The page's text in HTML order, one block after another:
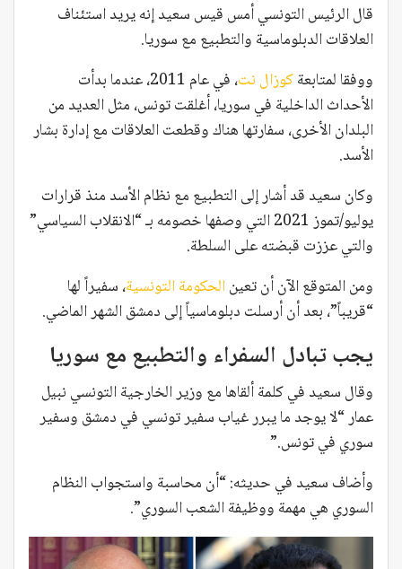
قال الرئيس التونسي أمس قيس سعيد إنه يريد استئناف
العلاقات الدبلوماسية والتطبيع مع سوريا.
ووفقا لمتابعةكوزال نت
، في عام 2011، عندما بدأت
الأحداث الداخلية في سوريا، أغلقت تونس، مثل العديد من
البلدان الأخرى، سفارتها هناك وقطعت العلاقات مع إدارة بشار
الأسد.
وكان سعيد قد أشار إلى التطبيع مع نظام الأسد منذ قرارات
يوليو/تموز 2021 التي وصفها خصومه بـ “الانقلاب السياسي”
والتي عززت قبضته على السلطة.
ومن المتوقع الآن أن تعينالحكومة التونسية، سفيراً لها
“قريباً”، بعد أن أرسلت دبلوماسياً إلى دمشق الشهر الماضي.
يجب تبادل السفراء والتطبيع مع سوريا
وقال سعيد في كلمة ألقاها مع وزير الخارجية التونسي نبيل
عمار “لا يوجد ما يبرر غياب سفير تونسي في دمشق وسفير
سوري في تونس.”
وأضاف سعيد في حديثه: “أن محاسبة واستجواب النظام
السوري هي مهمة ووظيفة الشعب السوري”.